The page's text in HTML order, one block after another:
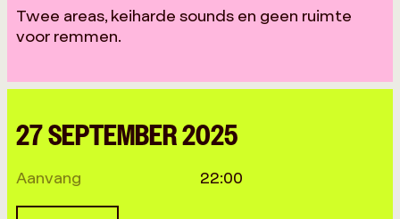
Twee areas, keiharde sounds en geen ruimte
voor remmen.
27 SEPTEMBER 2025
Aanvang 22:00